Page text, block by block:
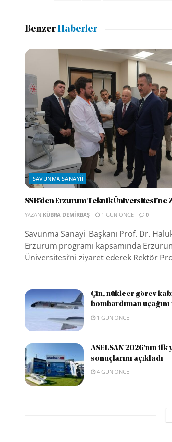
BenzerHaberler
SAVUNMA SANAYII
SSB’den Erzurum Teknik Üniversitesi’ne
YAZAN KÜBRA DEMIRBAŞ 1 GÜN ÖNCE 0
Savunma Sanayii Başkanı Prof. Dr.
Erzurum programı kapsamında
Üniversitesi’ni ziyaret ederek Rektör
Çin, nükleer görev
bombardıman
1 GÜN ÖNCE
ASELSAN 2026’nın ilk
sonuçlarını açıkladı
4 GÜN ÖNCE